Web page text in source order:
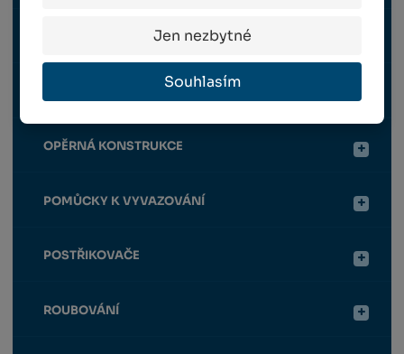
Jen nezbytné
Souhlasím
HNOJIVA / CHEMIE
OPĚRNÁ KONSTRUKCE
POMŮCKY K VYVAZOVÁNÍ
POSTŘIKOVAČE
ROUBOVÁNÍ